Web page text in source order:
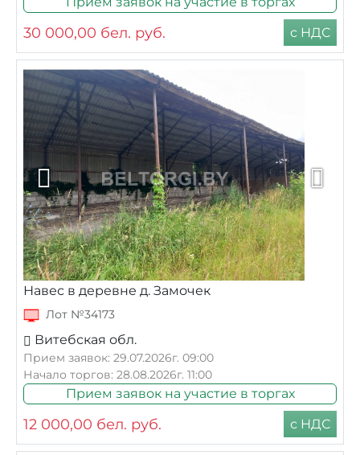
30 000,00 бел. руб. с НДС
Навес в деревне д. Замочек
Лот №34173
Витебская обл.
Прием заявок: 29.07.2026г. 09:00
Начало торгов: 28.08.2026г. 11:00
Прием заявок на участие в торгах
12 000,00 бел. руб. с НДС